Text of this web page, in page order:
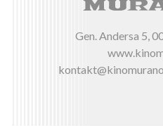
Gen. Andersa 5,